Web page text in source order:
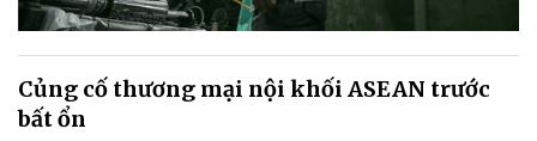
Củng cố thương mại nội khối ASEAN trước
bất ổn